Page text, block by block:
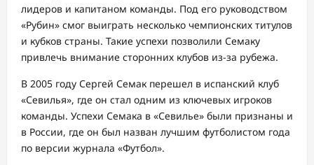
лидеров и капитаном команды. Под его руководством
«Рубин» смог выиграть несколько чемпионских титулов
и кубков страны. Такие успехи позволили Семаку
привлечь внимание сторонних клубов из-за рубежа.
В 2005 году Сергей Семак перешел в испанский клуб
«Севилья», где он стал одним из ключевых игроков
команды. Успехи Семака в «Севилье» были признаны и
в России, где он был назван лучшим футболистом года
по версии журнала «Футбол».